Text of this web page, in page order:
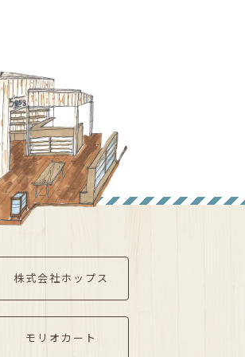
株式会社ホップス
モリオカート